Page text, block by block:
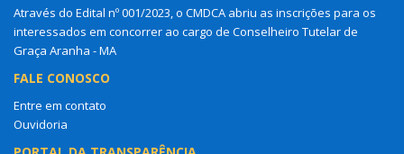
Através do Edital nº 001/2023, o CMDCA abriu as inscrições para os
interessados em concorrer ao cargo de Conselheiro Tutelar de
Graça Aranha - MA
FALE CONOSCO
Entre em contato
Ouvidoria